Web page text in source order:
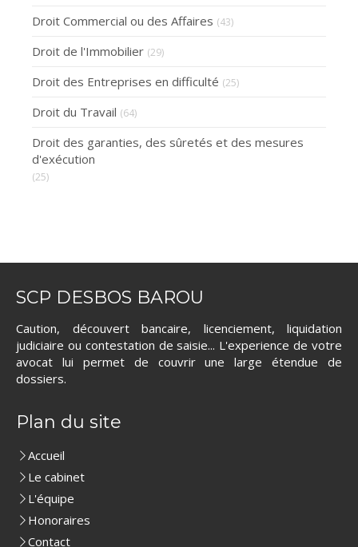
Droit Commercial ou des Affaires (43)
Droit de l'Immobilier (29)
Droit des Entreprises en difficulté (25)
Droit du Travail (64)
Droit des garanties, des sûretés et des mesures
d'exécution
(25)
SCP DESBOS BAROU
Caution, découvert bancaire, licenciement, liquidation
judiciaire ou contestation de saisie... L'experience de votre
avocat lui permet de couvrir une large étendue de
dossiers.
Plan du site
Accueil
Le cabinet
L'équipe
Honoraires
Contact